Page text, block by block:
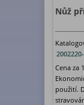
Nůž
Cena za
použití.